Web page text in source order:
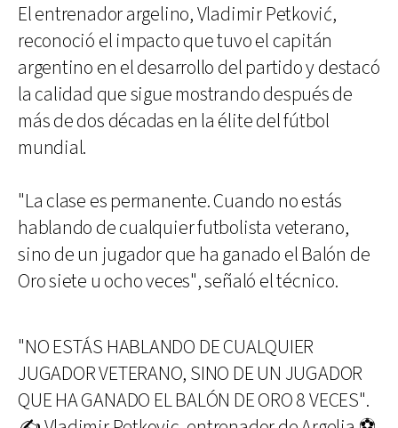
El entrenador argelino, Vladimir Petković,
reconoció el impacto que tuvo el capitán
argentino en el desarrollo del partido y destacó
la calidad que sigue mostrando después de
más de dos décadas en la élite del fútbol
mundial.
"La clase es permanente. Cuando no estás
hablando de cualquier futbolista veterano,
sino de un jugador que ha ganado el Balón de
Oro siete u ocho veces", señaló el técnico.
"NO ESTÁS HABLANDO DE CUALQUIER
JUGADOR VETERANO, SINO DE UN JUGADOR
QUE HA GANADO EL BALÓN DE ORO 8 VECES".